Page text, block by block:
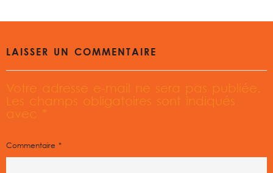
LAISSER UN COMMENTAIRE
Votre adresse e-mail ne sera pas publiée.
Les champs obligatoires sont indiqués
avec
*
Commentaire *